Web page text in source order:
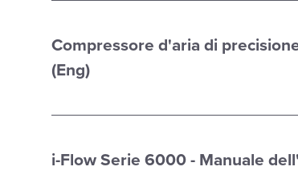
Compressore d'aria di
(Eng)
i-Flow Serie 6000 - Manuale